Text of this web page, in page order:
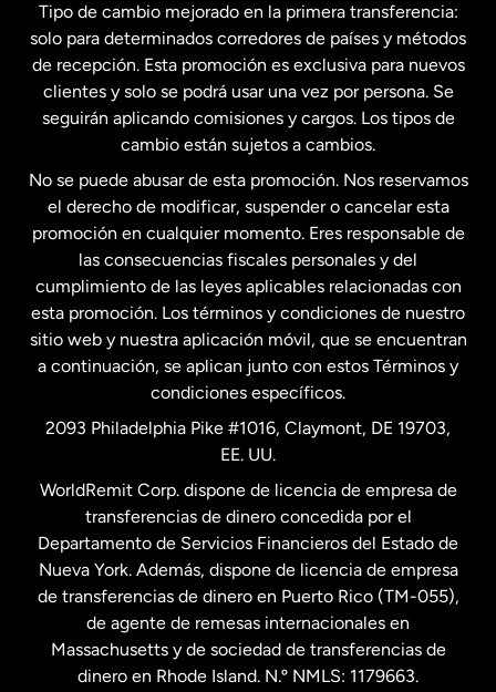
Estados Unidos English
Estados Unidos Español
Francia
Malasia
Nueva Zelanda
Países Bajos
Suecia
Tipo de cambio mejorado en la primera transferencia:
solo para determinados corredores de países y métodos
de recepción. Esta promoción es exclusiva para nuevos
clientes y solo se podrá usar una vez por persona. Se
seguirán aplicando comisiones y cargos. Los tipos de
cambio están sujetos a cambios.
No se puede abusar de esta promoción. Nos reservamos
el derecho de modificar, suspender o cancelar esta
promoción en cualquier momento. Eres responsable de
las consecuencias fiscales personales y del
cumplimiento de las leyes aplicables relacionadas con
esta promoción. Los términos y condiciones de nuestro
sitio web y nuestra aplicación móvil, que se encuentran
a continuación, se aplican junto con estos Términos y
condiciones específicos.
2093 Philadelphia Pike #1016, Claymont, DE 19703,
EE. UU.
WorldRemit Corp. dispone de licencia de empresa de
transferencias de dinero concedida por el
Departamento de Servicios Financieros del Estado de
Nueva York. Además, dispone de licencia de empresa
de transferencias de dinero en Puerto Rico (TM-055),
de agente de remesas internacionales en
Massachusetts y de sociedad de transferencias de
dinero en Rhode Island. N.º NMLS: 1179663.